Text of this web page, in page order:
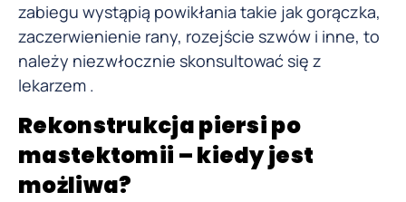
zabiegu wystąpią powikłania takie jak gorączka,
zaczerwienienie rany, rozejście szwów i inne, to
należy niezwłocznie skonsultować się z
lekarzem .
Rekonstrukcja piersi po
mastektomii – kiedy jest
możliwa?